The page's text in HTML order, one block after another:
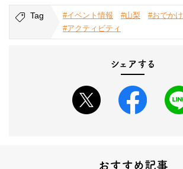
Tag #イベント情報 #山梨
#おでかけ
#アクティビティ
シェアする
おすすめ記事